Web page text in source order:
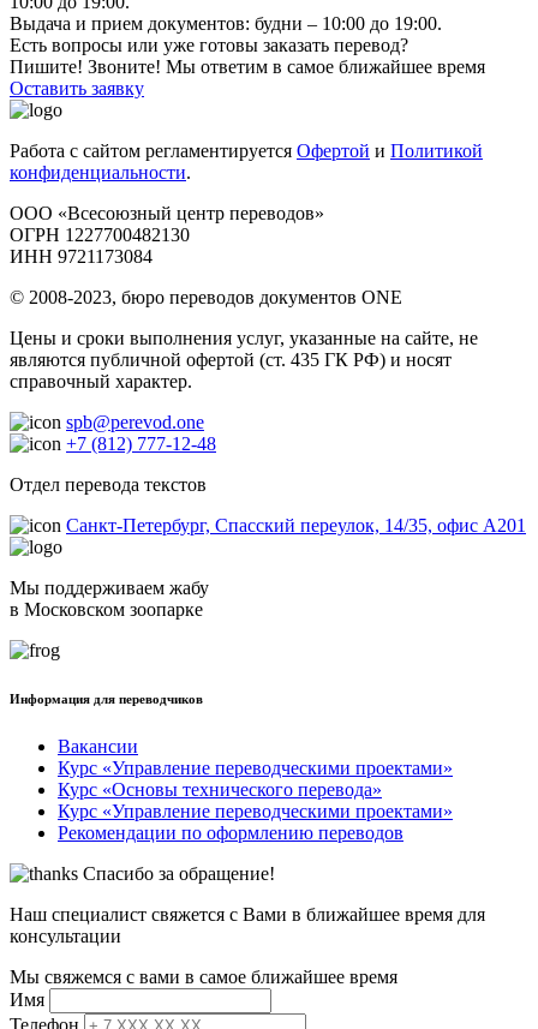
Выдача и прием документов: будни – 10:00 до 19:00.
Есть вопросы или уже готовы заказать перевод?
Пишите! Звоните! Мы ответим в самое ближайшее время
Оставить заявку
Работа с сайтом регламентируется Офертой и Политикой
конфиденциальности.
ООО «Всесоюзный центр переводов»
ОГРН 1227700482130
ИНН 9721173084
© 2008-2023, бюро переводов документов ONE
Цены и сроки выполнения услуг, указанные на сайте, не
являются публичной офертой (ст. 435 ГК РФ) и носят
справочный характер.
spb@perevod.one
+7 (812) 777-12-48
Отдел перевода текстов
Санкт-Петербург, Спасский переулок, 14/35, офис А201
Мы поддерживаем жабу
в Московском зоопарке
Информация для переводчиков
Вакансии
Курс «Управление переводческими проектами»
Курс «Основы технического перевода»
Курс «Управление переводческими проектами»
Рекомендации по оформлению переводов
Спасибо за обращение!
Наш специалист свяжется с Вами в ближайшее время для
консультации
Мы свяжемся с вами в самое ближайшее время
Имя
Телефон